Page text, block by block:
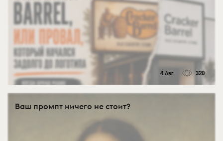
4 Авг 320
Ваш промпт ничего не стоит?